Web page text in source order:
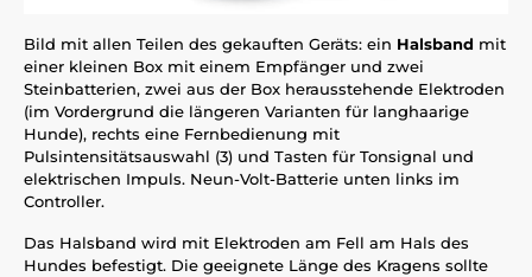
Bild mit allen Teilen des gekauften Geräts: ein Halsband mit
einer kleinen Box mit einem Empfänger und zwei
Steinbatterien, zwei aus der Box herausstehende Elektroden
(im Vordergrund die längeren Varianten für langhaarige
Hunde), rechts eine Fernbedienung mit
Pulsintensitätsauswahl (3) und Tasten für Tonsignal und
elektrischen Impuls. Neun-Volt-Batterie unten links im
Controller.
Das Halsband wird mit Elektroden am Fell am Hals des
Hundes befestigt. Die geeignete Länge des Kragens sollte